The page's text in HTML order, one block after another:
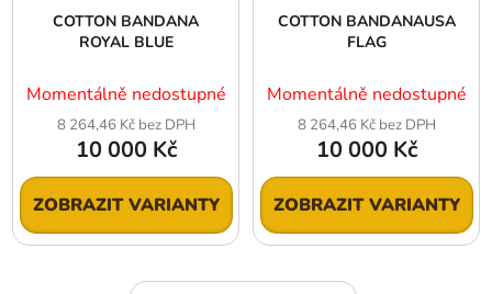
COTTON BANDANA
ROYAL BLUE
Momentálně nedostupné
8 264,46 Kč bez DPH
10 000 Kč
ZOBRAZIT VARIANTY
COTTON BANDANAUSA
FLAG
Momentálně nedostupné
8 264,46 Kč bez DPH
10 000 Kč
ZOBRAZIT VARIANTY